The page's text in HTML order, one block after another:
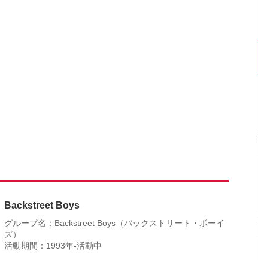
Backstreet Boys
グループ名：Backstreet Boys（バックストリート・ボーイ
ズ）
活動期間：1993年-活動中